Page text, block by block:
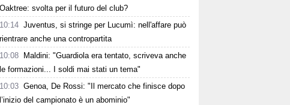
Oaktree: svolta per il futuro del club?
10:14 Juventus, si stringe per Lucumì: nell'affare può
rientrare anche una contropartita
10:08
Maldini: "Guardiola era tentato, scriveva anche
le formazioni... I soldi mai stati un tema"
10:03 Genoa, De Rossi: "Il mercato che finisce dopo
l’inizio del campionato è un abominio"